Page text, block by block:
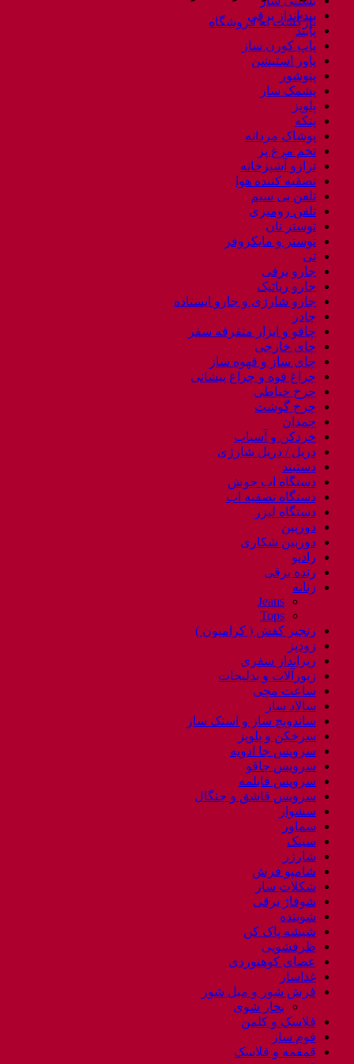
بازگشت به فروشگاه
بند انداز برقی
پابند
پاپ کورن ساز
پاور استیشن
پتوشور
پشمک ساز
پلوپز
پنکه
پوشاک مردانه
تخم مرغ پز
ترازو آشپزخانه
تصفیه کننده هوا
تلفن بی سیم
تلفن رومیزی
توستر نان
توستر و مایکروفر
تی
جارو برقی
جارو رباتیک
جارو شارژی و جارو ایستاده
چادر
چاقو و ابزار متفرقه سفر
چای خارجی
چای ساز و قهوه ساز
چراغ قوه و چراغ پیشانی
چرخ خیاطی
چرخ گوشت
چمدان
خردکن و آسیاب
دریل / دریل شارژی
دستبند
دستگاه اب جوش
دستگاه تصفیه اب
دستگاه لیزر
دوربین
دوربین شکاری
رادیو
رنده برقی
زنانه
Jeans
Tops
زنجیر کفش ( کرامپون )
زودپز
زیرانداز سفری
زیورآلات و بدلیجات
ساعت مچی
سالاد ساز
ساندویچ ساز و اسنک ساز
سرخکن و پلوپز
سرویس جا ادویه
سرویس چاقو
سرویس قابلمه
سرویس قاشق و چنگال
سشوار
سماور
سینک
شارژر
شامپو فرش
شکلات ساز
شوفاژ برقی
شوینده
شیشه پاک کن
ظرفشویی
عصای کوهنوردی
غذاساز
فرش شور و مبل شور
بخار شوی
فلاسک و کلمن
فوم ساز
قمقمه و فلاسک